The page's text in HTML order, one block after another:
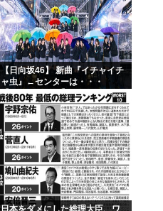
【日向坂46】 新曲『イチャイチ
ャ虫』←センターは・・・
【18thシングル】
日本をダメにした総理大臣、ワ